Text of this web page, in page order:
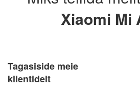
Xiaomi Mi
Tagasiside meie
klientidelt